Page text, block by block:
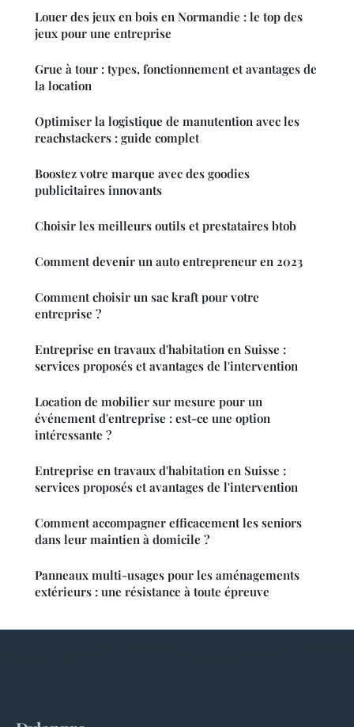
Louer des jeux en bois en Normandie : le top des
jeux pour une entreprise
Grue à tour : types, fonctionnement et avantages de
la location
Optimiser la logistique de manutention avec les
reachstackers : guide complet
Boostez votre marque avec des goodies
publicitaires innovants
Choisir les meilleurs outils et prestataires btob
Comment devenir un auto entrepreneur en 2023
Comment choisir un sac kraft pour votre
entreprise ?
Entreprise en travaux d'habitation en Suisse :
services proposés et avantages de l'intervention
Location de mobilier sur mesure pour un
événement d'entreprise : est-ce une option
intéressante ?
Entreprise en travaux d'habitation en Suisse :
services proposés et avantages de l'intervention
Comment accompagner efficacement les seniors
dans leur maintien à domicile ?
Panneaux multi-usages pour les aménagements
extérieurs : une résistance à toute épreuve